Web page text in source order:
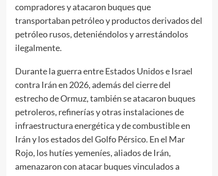
compradores y atacaron buques que
transportaban petróleo y productos derivados del
petróleo rusos, deteniéndolos y arrestándolos
ilegalmente.
Durante la guerra entre Estados Unidos e Israel
contra Irán en 2026, además del cierre del
estrecho de Ormuz, también se atacaron buques
petroleros, refinerías y otras instalaciones de
infraestructura energética y de combustible en
Irán y los estados del Golfo Pérsico. En el Mar
Rojo, los hutíes yemeníes, aliados de Irán,
amenazaron con atacar buques vinculados a